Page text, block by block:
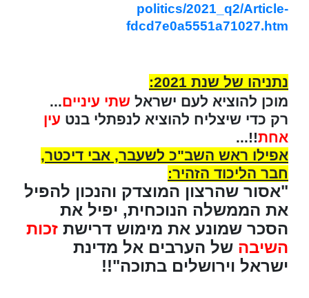
politics/2021_q2/Article-
fdcd7e0a5551a71027.htm
נתניהו של שנת 2021:
מוכן להוציא לעם ישראל שתי עיניים...
רק כדי שיצליח להוציא לנפתלי בנט עין
אחת!!...
אפילו ראש השב"כ לשעבר, אבי דיכטר,
חבר הליכוד הזהיר:
"אסור שהרצון המוצדק והנכון להפיל
את הממשלה הנוכחית, יפיל את
הסכר שמונע את מימוש דרישת זכות
השיבה של הערבים אל מדינת
ישראל וירושלים בתוכה"!!